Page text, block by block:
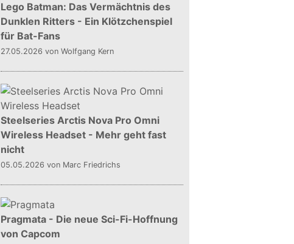
Lego Batman: Das Vermächtnis des
Dunklen Ritters - Ein Klötzchenspiel
für Bat-Fans
27.05.2026 von Wolfgang Kern
Steelseries Arctis Nova Pro Omni
Wireless Headset - Mehr geht fast
nicht
05.05.2026 von Marc Friedrichs
Pragmata - Die neue Sci-Fi-Hoffnung
von Capcom